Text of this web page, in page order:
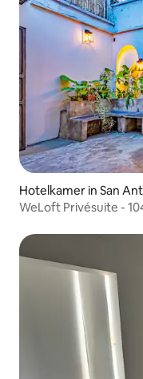
Hotelkamer in San
WeLoft Privésuite -